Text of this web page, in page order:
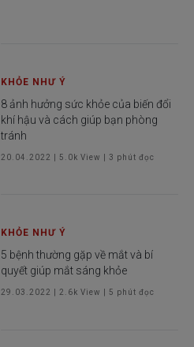
KHỎE NHƯ Ý
8 ảnh hưởng sức khỏe của biến đổi
khí hậu và cách giúp bạn phòng
tránh
20.04.2022 |5.0k View |3 phút đọc
KHỎE NHƯ Ý
5 bệnh thường gặp về mắt và bí
quyết giúp mắt sáng khỏe
29.03.2022 |2.6k View |5 phút đọc